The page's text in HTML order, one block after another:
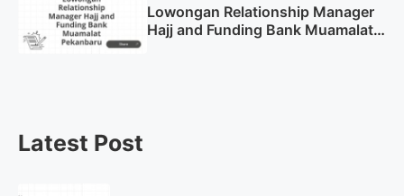
Lowongan Relationship Manager
Hajj and Funding Bank Muamalat
Latest Post